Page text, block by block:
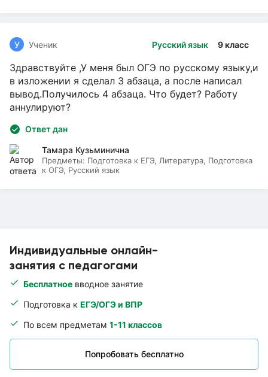
Индивидуальные онлайн-
занятия с педагогами
Бесплатное вводное занятие
Подготовка к ЕГЭ/ОГЭ и ВПР
По всем предметам 1-11 классов
Попробовать бесплатно
Русский язык 9 класс
У Ученик
Здравствуйте ,У меня был ОГЭ по русскому языку,и
в изложении я сделал 3 абзаца, а после написал
вывод.Получилось 4 абзаца. Что будет? Работу
аннулируют?
Ответ дан
Тамара Кузьминична
Предметы: Подготовка к ЕГЭ, Литература, Подготовка
к ОГЭ, Русский язык